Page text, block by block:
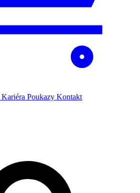
Kariéra Poukazy Kontakt